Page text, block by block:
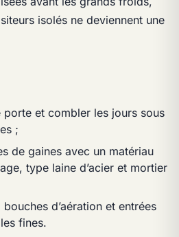
isolés ne deviennent une
porte et combler les jours sous
;
de gaines avec un matériau
type laine d’acier et mortier
d’aération et entrées
fines.